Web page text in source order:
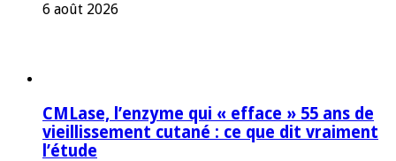
6 août 2026
CMLase, l’enzyme qui « efface » 55 ans de
vieillissement cutané : ce que dit vraiment
l’étude